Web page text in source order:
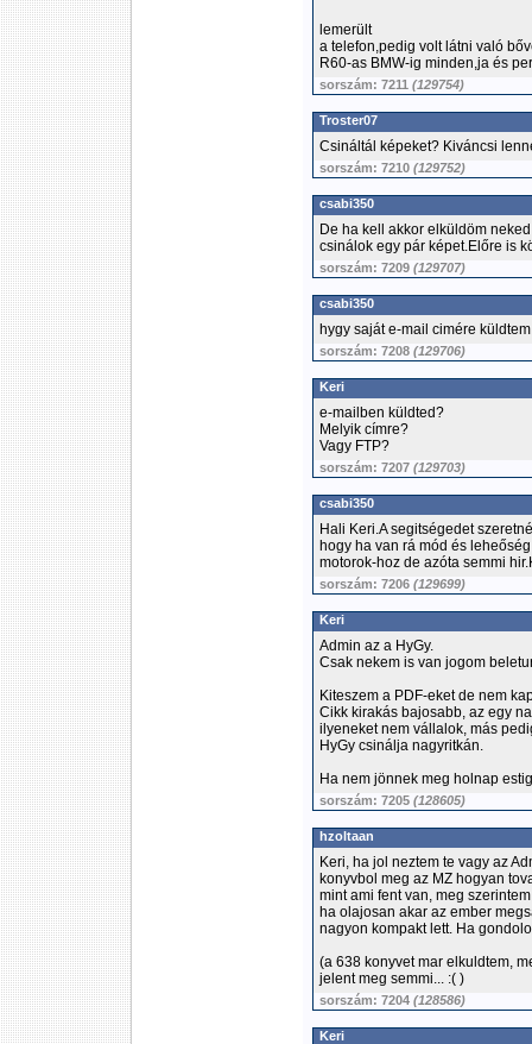
lemerült
a telefon,pedig volt látni való
R60-as BMW-ig minden,ja és
sorszám: 7211 (129754)
Troster07
Csináltál képeket? Kiváncsi
sorszám: 7210 (129752)
csabi350
De ha kell akkor elküldöm
csinálok egy pár képet.Előre is
sorszám: 7209 (129707)
csabi350
hygy saját e-mail cimére
sorszám: 7208 (129706)
Keri
e-mailben küldted?
Melyik címre?
Vagy FTP?
sorszám: 7207 (129703)
csabi350
Hali Keri.A segitségedet
hogy ha van rá mód és
motorok-hoz de azóta semmi
sorszám: 7206 (129699)
Keri
Admin az a HyGy.
Csak nekem is van jogom
Kiteszem a PDF-eket de nem
Cikk kirakás bajosabb, az egy
ilyeneket nem vállalok, más
HyGy csinálja nagyritkán.
Ha nem jönnek meg holnap
sorszám: 7205 (128605)
hzoltaan
Keri, ha jol neztem te vagy az
konyvbol meg az MZ hogyan
mint ami fent van, meg
ha olajosan akar az ember
nagyon kompakt lett. Ha
(a 638 konyvet mar elkuldtem,
jelent meg semmi... :( )
sorszám: 7204 (128586)
Keri